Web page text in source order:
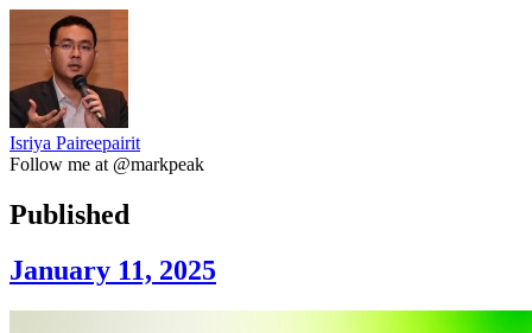
Isriya Paireepairit
Follow me at @markpeak
Published
January 11, 2025